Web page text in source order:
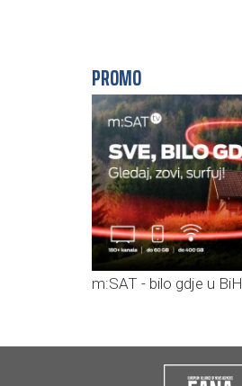
PROMO
m:SAT - bilo gdje u BiH